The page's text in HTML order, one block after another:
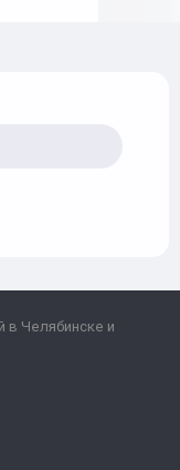
в Челябинске и